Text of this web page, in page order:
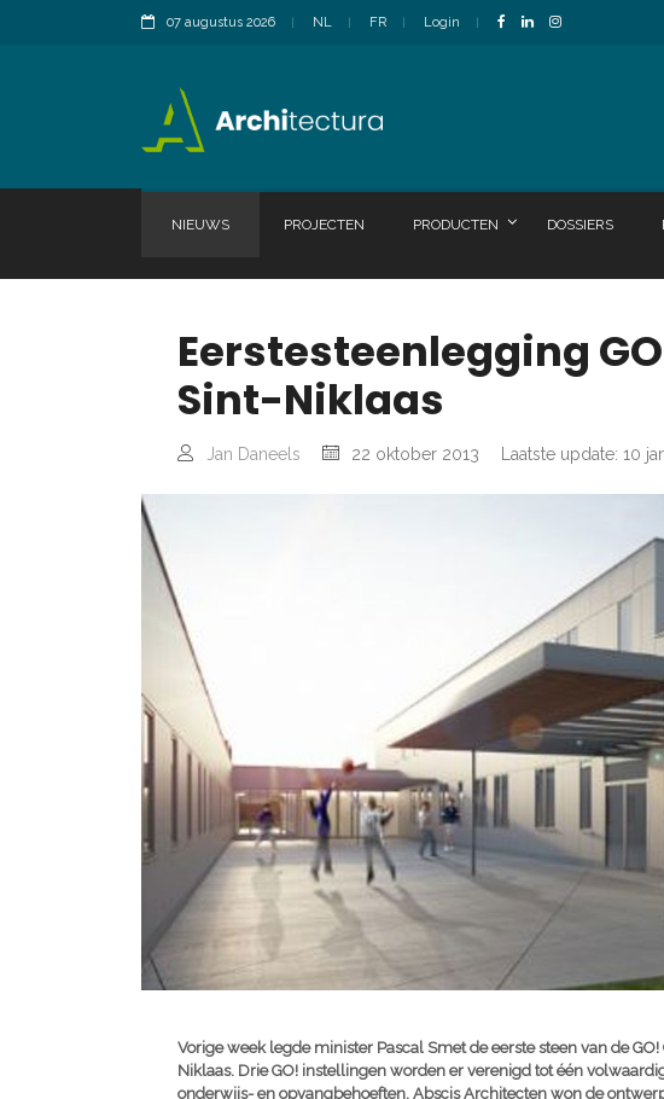
07 augustus 2026 NL FR Login
NIEUWS PROJECTEN PRODUCTEN DOSSIERS
Eerstesteenlegging
Sint-Niklaas
Jan Daneels 22 oktober 2013 Laatste update: 10
Vorige week legde minister Pascal Smet de eerste steen van de
Niklaas. Drie GO! instellingen worden er verenigd tot één
onderwijs- en opvangbehoeften. Abscis Architecten won de